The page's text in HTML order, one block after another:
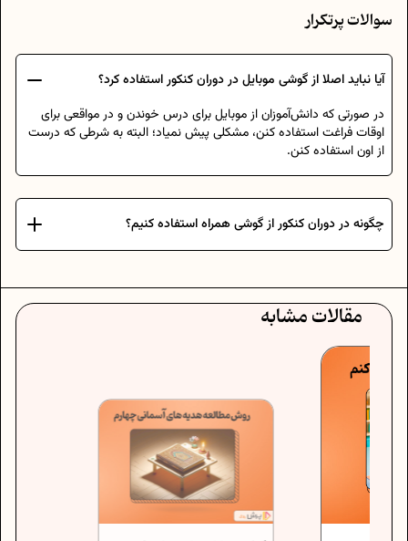
سوالات پرتکرار
آیا نباید اصلا از گوشی موبایل در دوران کنکور استفاده کرد؟
در صورتی که دانش‌آموزان از موبایل برای درس خوندن و در مواقعی برای
اوقات فراغت استفاده کنن، مشکلی پیش نمیاد؛ البته به شرطی که درست
از اون استفاده کنن.
چگونه در دوران کنکور از گوشی همراه استفاده کنیم؟
مقالات مشابه